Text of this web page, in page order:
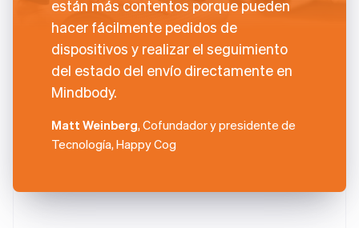
están más contentos porque pueden
hacer fácilmente pedidos de
dispositivos y realizar el seguimiento
del estado del envío directamente en
Mindbody.
Matt Weinberg, Cofundador y presidente de
Tecnología, Happy Cog